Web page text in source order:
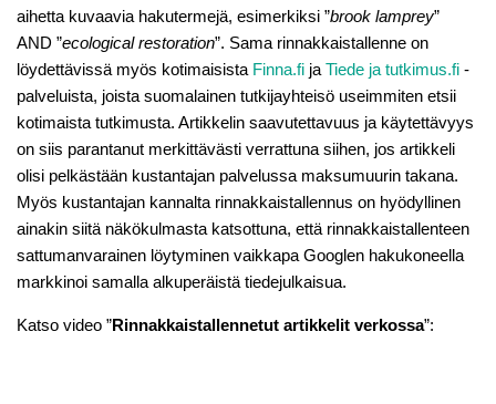
aihetta kuvaavia hakutermejä, esimerkiksi ”brook lamprey”
AND ”ecological restoration”. Sama rinnakkaistallenne on
löydettävissä myös kotimaisista Finna.fi ja Tiede ja tutkimus.fi -
palveluista, joista suomalainen tutkijayhteisö useimmiten etsii
kotimaista tutkimusta. Artikkelin saavutettavuus ja käytettävyys
on siis parantanut merkittävästi verrattuna siihen, jos artikkeli
olisi pelkästään kustantajan palvelussa maksumuurin takana.
Myös kustantajan kannalta rinnakkaistallennus on hyödyllinen
ainakin siitä näkökulmasta katsottuna, että rinnakkaistallenteen
sattumanvarainen löytyminen vaikkapa Googlen hakukoneella
markkinoi samalla alkuperäistä tiedejulkaisua.
Katso video ”Rinnakkaistallennetut artikkelit verkossa”: